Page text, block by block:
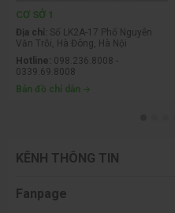
CƠ SỞ 1
Địa chỉ: Số LK2A-17 Phố Nguyễn
Văn Trỗi, Hà Đông, Hà Nội
Hotline: 098.236.8008 -
0339.69.8008
Bản đồ chỉ dẫn
KÊNH THÔNG TIN
Fanpage